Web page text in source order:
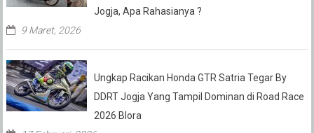
Jogja, Apa Rahasianya ?
9 Maret, 2026
Ungkap Racikan Honda GTR Satria Tegar By
DDRT Jogja Yang Tampil Dominan di Road Race
2026 Blora